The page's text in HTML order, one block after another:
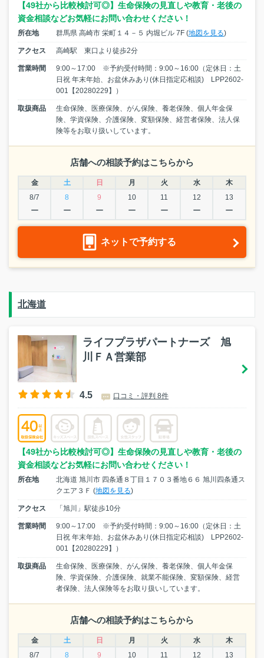
【49社から比較検討可◎】生命保険の見直しや教育・老後の
資金相談などお気軽にお問い合わせください！
所在地 群馬県 高崎市 栄町１４－５ 内堀ビル 7F (地図を見る)
アクセス 高崎駅 東口より徒歩2分
営業時間
9:00～17:00 ※予約受付時間：9:00～16:00（定休日：土
日祝 年末年始、お盆休みあり(休日指定応相談) LPP2602-
001【20280229】）
取扱商品
生命保険、医療保険、がん保険、養老保険、個人年金保
険、学資保険、介護保険、変額保険、経営者保険、法人保
険等をお取り扱いしています。
店舗への相談予約はこちらから
金 土 日 月 火 水
木
8/7
8 9 10 11 12 13
ー ー ー ー ー ー ー
ネットで予約する
北海道
ライフプラザパートナーズ 旭
川ＦＡ営業部
4.5 口コミ・評判 8件
【49社から比較検討可◎】生命保険の見直しや教育・老後の
資金相談などお気軽にお問い合わせください！
所在地
北海道 旭川市 四条通８丁目１７０３番地６６ 旭川四条通ス
クエア３Ｆ (地図を見る)
アクセス 「旭川」駅徒歩10分
営業時間
9:00～17:00 ※予約受付時間：9:00～16:00（定休日：土
日祝 年末年始、お盆休みあり(休日指定応相談) LPP2602-
001【20280229】）
取扱商品
生命保険、医療保険、がん保険、養老保険、個人年金保
険、学資保険、介護保険、就業不能保険、変額保険、経営
者保険、法人保険等をお取り扱いしています。
店舗への相談予約はこちらから
金 土 日 月 火 水
木
8/7
8 9 10 11 12 13